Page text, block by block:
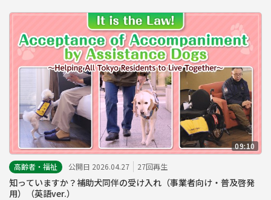
09:10
高齢者・福祉
公開日 2026.04.27 27回再生
知っていますか？補助犬同伴の受け入れ（事業者向け・普及啓発
用）（英語ver.）